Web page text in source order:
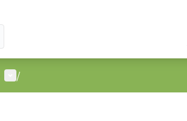
Menu utilisateur
/